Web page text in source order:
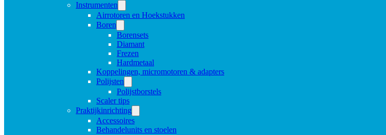
Instrumenten
Airrotoren en Hoekstukken
Boren
Borensets
Diamant
Frezen
Hardmetaal
Koppelingen, micromotoren & adapters
Polijsten
Polijstborstels
Scaler tips
Praktijkinrichting
Accessoires
Behandelunits en stoelen